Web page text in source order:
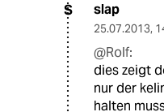
S slap
25.07.2013,
@Rolf:
dies zeigt
nur der
halten